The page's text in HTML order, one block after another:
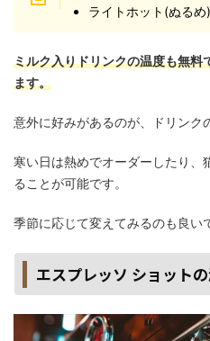
ライトホット(ぬるめ)
ミルク入りドリンクの温度も無料
ます。
意外に好みがあるのが、ドリンク
寒い日は熱めでオーダーしたり、
ることが可能です。
季節に応じて変えてみるのも良い
エスプレッソ ショット